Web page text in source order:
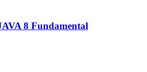
8 Fundamental